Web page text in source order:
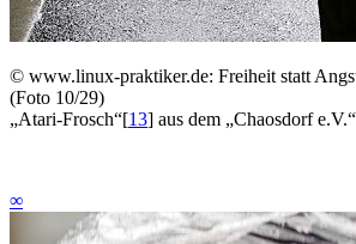
© www.linux-praktiker.de: Freiheit statt
(Foto 10/29)
„Atari-Frosch“[13] aus dem „Chaosdorf e.V.“
∞